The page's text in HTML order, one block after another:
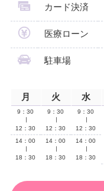
カード決済
医療ローン
駐車場
月 火 水
9：30
12：30
9：30
12：30
9：30
12：30
14：00
18：30
14：00
18：30
14：00
18：30